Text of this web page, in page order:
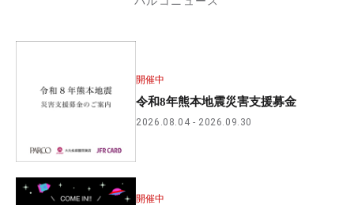
開催中
令和8年熊本地震災害支援募金
2026.08.04 2026.09.30
開催中